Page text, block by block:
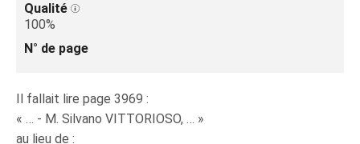
Qualité
100%
N° de page
Il fallait lire page 3969 :
« … - M. Silvano VITTORIOSO, … »
au lieu de :